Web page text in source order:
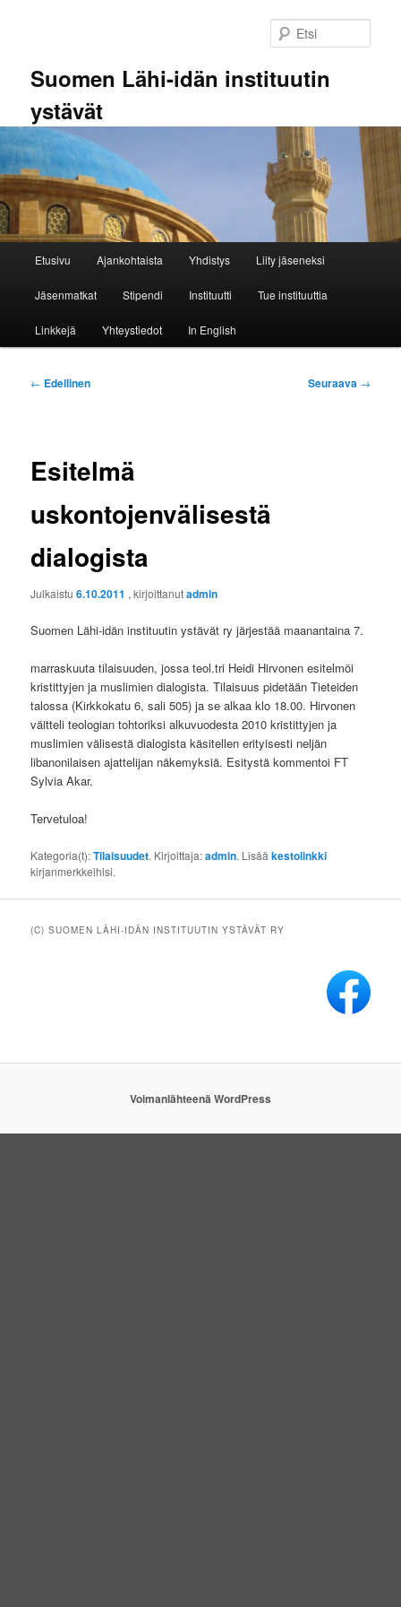
Suomen Lähi-idän instituutin
ystävät
Etusivu Ajankohtaista Yhdistys Liity jäseneksi
Jäsenmatkat Stipendi Instituutti Tue instituuttia
Linkkejä Yhteystiedot In English
Artikkelien
← Edellinen Seuraava →
Esitelmä
uskontojenvälisestä
dialogista
Julkaistu6.10.2011 , kirjoittanutadmin
Suomen Lähi-idän instituutin ystävät ry järjestää maanantaina 7.
marraskuuta tilaisuuden, jossa teol.tri Heidi Hirvonen esitelmöi
kristittyjen ja muslimien dialogista. Tilaisuus pidetään Tieteiden
talossa (Kirkkokatu 6, sali 505) ja se alkaa klo 18.00. Hirvonen
väitteli teologian tohtoriksi alkuvuodesta 2010 kristittyjen ja
muslimien välisestä dialogista käsitellen erityisesti neljän
libanonilaisen ajattelijan näkemyksiä. Esitystä kommentoi FT
Sylvia Akar.
Tervetuloa!
Kategoria(t):Tilaisuudet. Kirjoittaja:admin. Lisääkestolinkki
kirjanmerkkeihisi.
(C) SUOMEN LÄHI-IDÄN INSTITUUTIN YSTÄVÄT RY
Voimanlähteenä WordPress